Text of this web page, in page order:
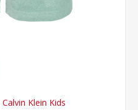
Calvin Klein Kids